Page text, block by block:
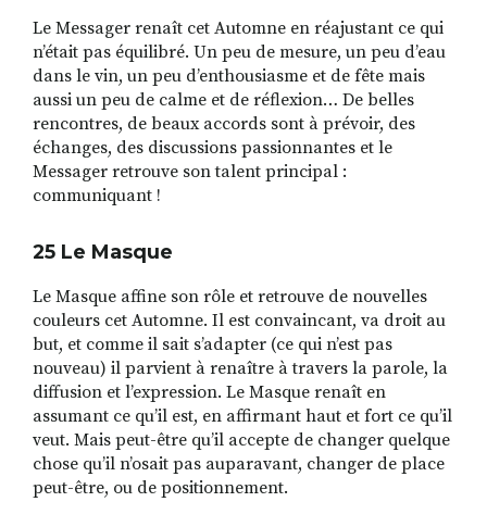
Le Messager renaît cet Automne en réajustant ce qui
n’était pas équilibré. Un peu de mesure, un peu d’eau
dans le vin, un peu d’enthousiasme et de fête mais
aussi un peu de calme et de réflexion… De belles
rencontres, de beaux accords sont à prévoir, des
échanges, des discussions passionnantes et le
Messager retrouve son talent principal :
communiquant !
25 Le Masque
Le Masque affine son rôle et retrouve de nouvelles
couleurs cet Automne. Il est convaincant, va droit au
but, et comme il sait s’adapter (ce qui n’est pas
nouveau) il parvient à renaître à travers la parole, la
diffusion et l’expression. Le Masque renaît en
assumant ce qu’il est, en affirmant haut et fort ce qu’il
veut. Mais peut-être qu’il accepte de changer quelque
chose qu’il n’osait pas auparavant, changer de place
peut-être, ou de positionnement.